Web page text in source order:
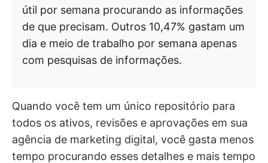
útil por semana procurando as informações
de que precisam. Outros 10,47% gastam um
dia e meio de trabalho por semana apenas
com pesquisas de informações.
Quando você tem um único repositório para
todos os ativos, revisões e aprovações em sua
agência de marketing digital, você gasta menos
tempo procurando esses detalhes e mais tempo